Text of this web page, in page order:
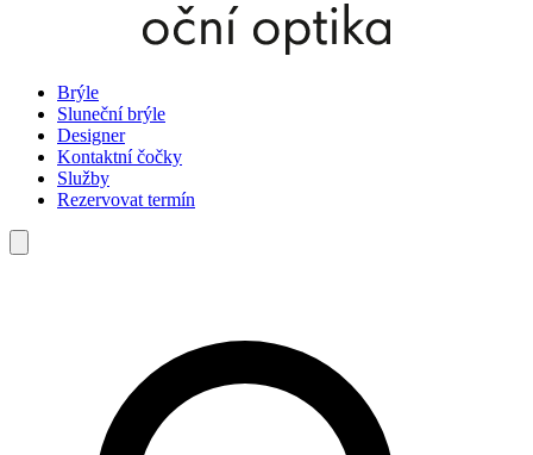
Brýle
Sluneční brýle
Designer
Kontaktní čočky
Služby
Rezervovat termín